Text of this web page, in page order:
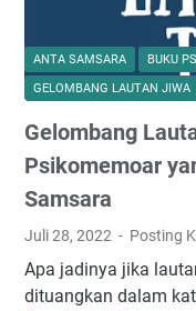
ANTA SAMSARA BUKU
GELOMBANG LAUTAN JIWA
Gelombang
Psikomemoar
Samsara
Juli 28, 2022 Posting
Apa jadinya jika
dituangkan dalam